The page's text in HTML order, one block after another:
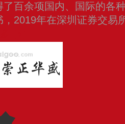
了百余项国内、国际的各
2019年在深圳证券交易